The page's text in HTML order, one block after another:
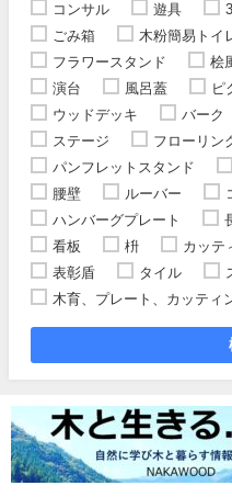
コンサル
遊具
ごみ箱
木粉簡易トイ
フラワースタンド
桧
演台
風呂蓋
ピ
ウッドデッキ
バーク
ステージ
フローリン
パンフレットスタンド
腰壁
ルーバー
ハンバーグプレート
看板
枡 カッテ
表彰盾
タイル
木育、プレート、カッティ